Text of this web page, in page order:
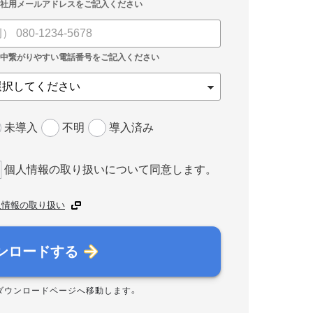
未導入 不明 導入済み
個人情報の取り扱いについて同意します。
報の取り扱い
ロードする
ウンロードページへ移動します。